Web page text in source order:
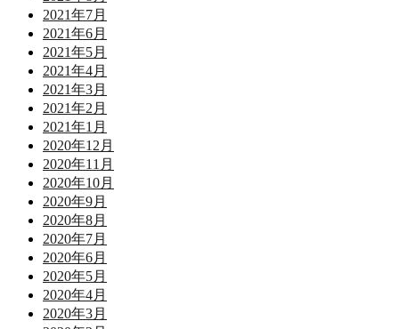
2021年7月
2021年6月
2021年5月
2021年4月
2021年3月
2021年2月
2021年1月
2020年12月
2020年11月
2020年10月
2020年9月
2020年8月
2020年7月
2020年6月
2020年5月
2020年4月
2020年3月